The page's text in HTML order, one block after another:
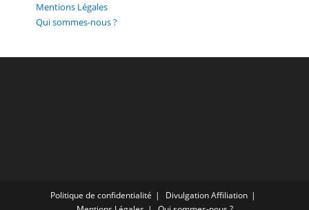
Mentions Légales
Qui sommes-nous ?
Politique de confidentialité
Divulgation Affiliation